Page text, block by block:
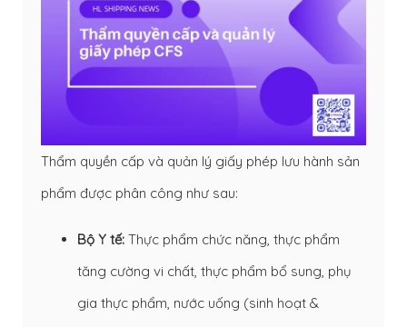
Thẩm quyền cấp và quản lý giấy phép lưu hành sản
phẩm được phân công như sau:
Bộ Y tế: Thực phẩm chức năng, thực phẩm
tăng cường vi chất, thực phẩm bổ sung, phụ
gia thực phẩm, nước uống (sinh hoạt &